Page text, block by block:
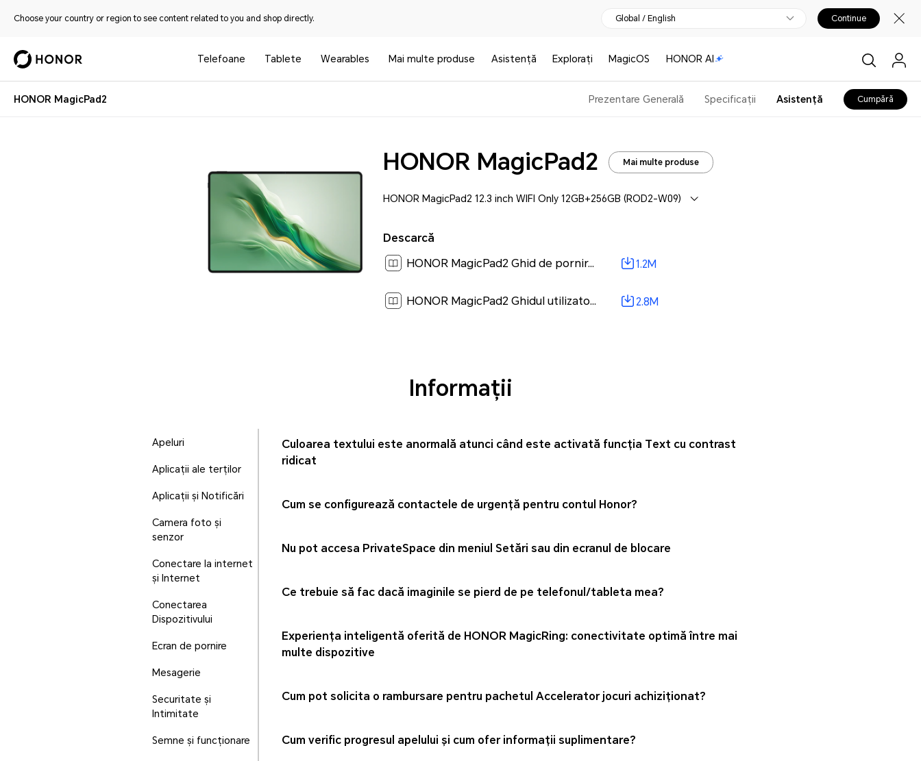
Choose your country or region to see content related to you and shop directly. Global / English Continue
Telefoane Tablete Wearables Mai multe produse Asistență Explorați MagicOS HONOR AI
HONOR MagicPad2 Prezentare Generală Specificații Asistență Cumpără
HONOR MagicPad2 Mai multe produse
HONOR MagicPad2 12.3 inch WIFI Only 12GB+256GB (ROD2-W09)
Descarcă
HONOR MagicPad2 Ghid de pornire rapidă-(Magic OS 8.0_02,ROD2-W09,ro)[ 1.2M ]
1.2M
HONOR MagicPad2 Ghidul utilizatorului-(MagicOS 8.0_01,ro)[ 2.8M ] 2.8M
Informații
Apeluri
Aplicații ale terților
Aplicații și Notificări
Camera foto și
senzor
Conectare la internet
și Internet
Conectarea
Dispozitivului
Ecran de pornire
Mesagerie
Securitate și
Intimitate
Semne și funcționare
Culoarea textului este anormală atunci când este activată funcția Text cu contrast
ridicat
Cum se configurează contactele de urgență pentru contul Honor?
Nu pot accesa PrivateSpace din meniul Setări sau din ecranul de blocare
Ce trebuie să fac dacă imaginile se pierd de pe telefonul/tableta mea?
Experiența inteligentă oferită de HONOR MagicRing: conectivitate optimă între mai
multe dispozitive
Cum pot solicita o rambursare pentru pachetul Accelerator jocuri achiziționat?
Cum verific progresul apelului și cum ofer informații suplimentare?